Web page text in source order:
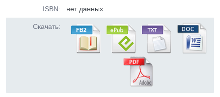
ISBN: нет данных
Скачать: